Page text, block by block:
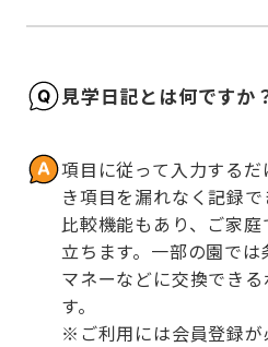
見学日記とは何ですか
項目に従って入力する
き項目を漏れなく記録
比較機能もあり、ご家
立ちます。一部の園で
マネーなどに交換でき
す。
※ご利用には会員登録が